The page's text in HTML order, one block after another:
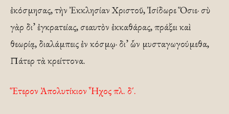
ἐκόσμησας, τὴν Ἐκκλησίαν Χριστοῦ, Ἰσίδωρε Ὅσιε· σὺ
γὰρ δι’ ἐγκρατείας, σεαυτὸν ἐκκαθάρας, πράξει καὶ
θεωρίᾳ, διαλάμπεις ἐν κόσμῳ· δι’ ὧν μυσταγωγούμεθα,
Πάτερ τὰ κρείττονα.
Ἕτερον Ἀπολυτίκιον Ἦχος πλ. δ΄.